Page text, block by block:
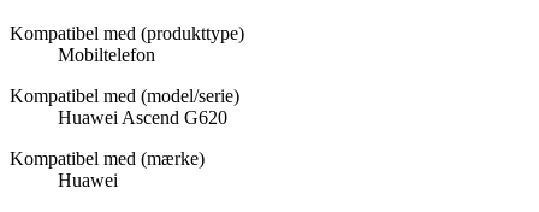
Kompatibel med (produkttype)
Mobiltelefon
Kompatibel med (model/serie)
Huawei Ascend G620
Kompatibel med (mærke)
Huawei